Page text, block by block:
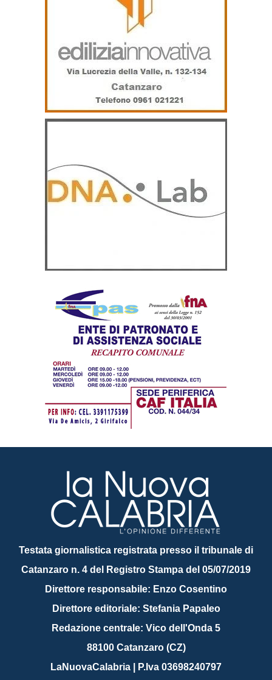
Testata giornalistica registrata presso il tribunale di
Catanzaro n. 4 del Registro Stampa del 05/07/2019
Direttore responsabile: Enzo Cosentino
Direttore editoriale: Stefania Papaleo
Redazione centrale: Vico dell'Onda 5
88100 Catanzaro (CZ)
LaNuovaCalabria | P.Iva 03698240797